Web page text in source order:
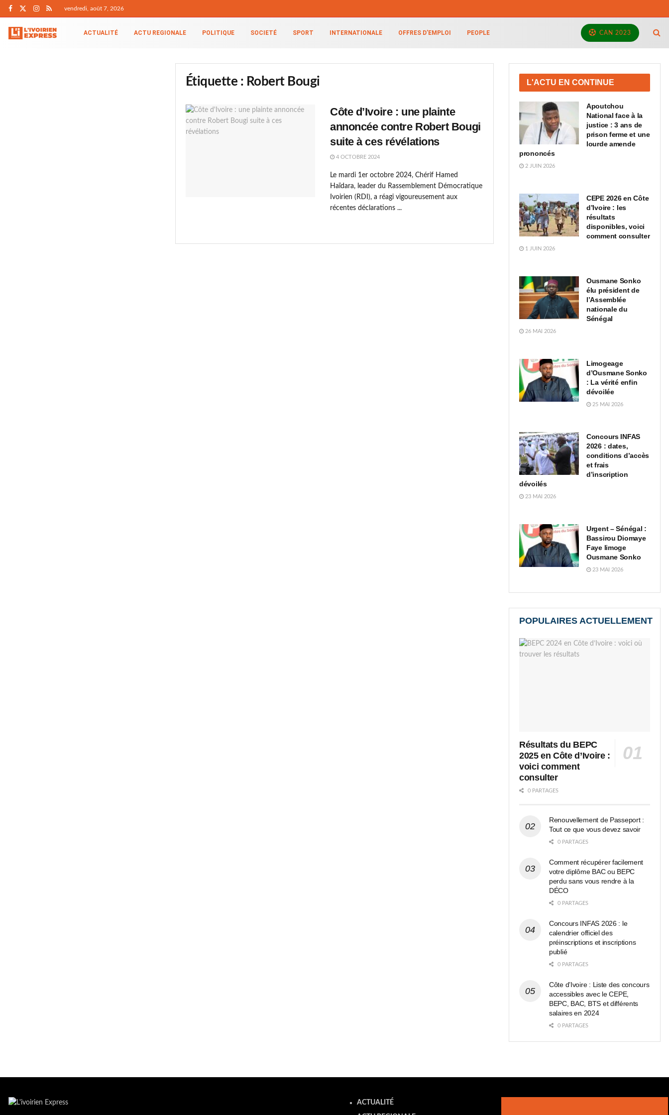
vendredi, août 7, 2026
ACTUALITÉ ACTU REGIONALE POLITIQUE SOCIETÉ SPORT INTERNATIONALE OFFRES D’EMPLOI PEOPLE CAN 2023
Étiquette : Robert Bougi
Côte d’Ivoire : une plainte
annoncée contre Robert Bougi
suite à ces révélations
4 OCTOBRE 2024
Le mardi 1er octobre 2024, Chérif Hamed
Haïdara, leader du Rassemblement Démocratique
Ivoirien (RDI), a réagi vigoureusement aux
récentes déclarations ...
L'ACTU EN CONTINUE
Apoutchou
National face à la
justice : 3 ans de
prison ferme et une
lourde amende
prononcés
2 JUIN 2026
CEPE 2026 en Côte
d’Ivoire : les
résultats
disponibles, voici
comment consulter
1 JUIN 2026
Ousmane Sonko
élu président de
l’Assemblée
nationale du
Sénégal
26 MAI 2026
Limogeage
d’Ousmane Sonko
: La vérité enfin
dévoilée
25 MAI 2026
Concours INFAS
2026 : dates,
conditions d’accès
et frais
d’inscription
dévoilés
23 MAI 2026
Urgent – Sénégal :
Bassirou Diomaye
Faye limoge
Ousmane Sonko
23 MAI 2026
POPULAIRES ACTUELLEMENT
Résultats du BEPC
2025 en Côte d’Ivoire :
voici comment
consulter
0 PARTAGES
Renouvellement de Passeport :
Tout ce que vous devez savoir
0 PARTAGES
Comment récupérer facilement
votre diplôme BAC ou BEPC
perdu sans vous rendre à la
DÉCO
0 PARTAGES
Concours INFAS 2026 : le
calendrier officiel des
préinscriptions et inscriptions
publié
0 PARTAGES
Côte d’Ivoire : Liste des concours
accessibles avec le CEPE,
BEPC, BAC, BTS et différents
salaires en 2024
0 PARTAGES
ACTUALITÉ